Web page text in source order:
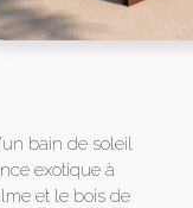
bain de soleil
exotique à
et le bois de